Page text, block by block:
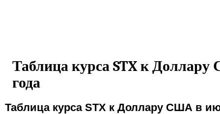
Таблица курса STX к
года
Таблица курса STX к Доллару США в